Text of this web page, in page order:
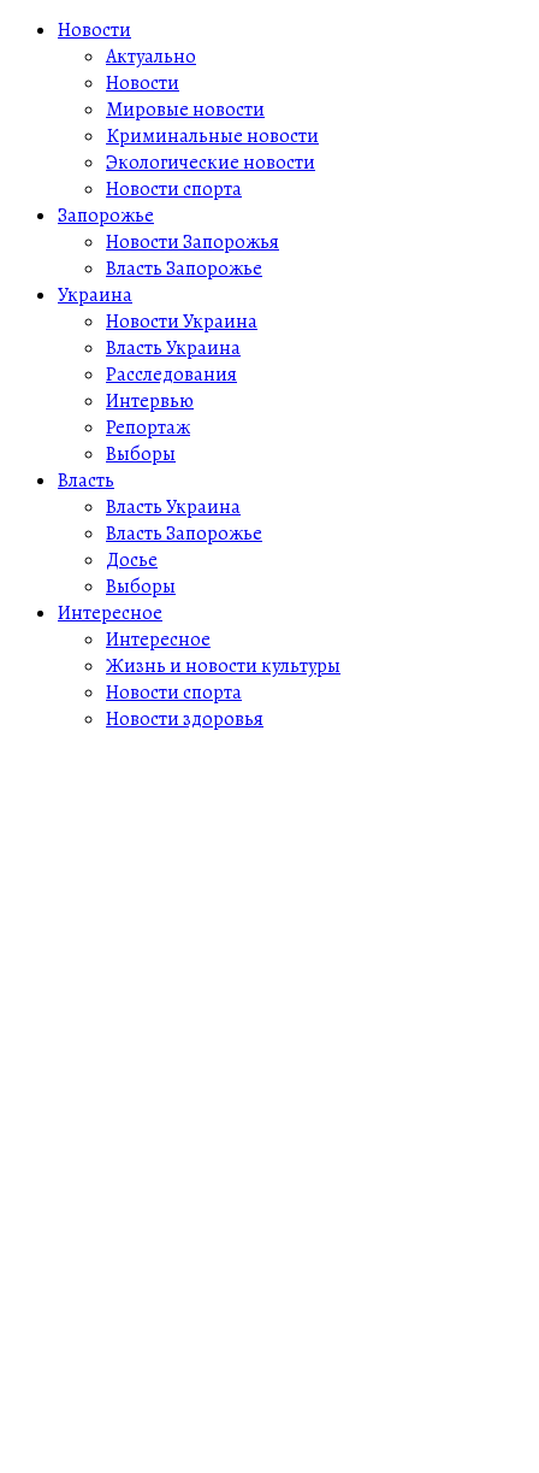
Новости
Актуально
Новости
Мировые новости
Криминальные новости
Экологические новости
Новости спорта
Запорожье
Новости Запорожья
Власть Запорожье
Украина
Новости Украина
Власть Украина
Расследования
Интервью
Репортаж
Выборы
Власть
Власть Украина
Власть Запорожье
Досье
Выборы
Интересное
Интересное
Жизнь и новости культуры
Новости спорта
Новости здоровья